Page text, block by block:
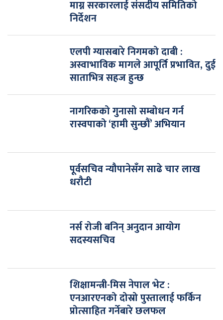
माग्न सरकारलाई संसदीय समितिको
निर्देशन
एलपी ग्यासबारे निगमको दाबी :
अस्वाभाविक मागले आपूर्ति प्रभावित, दुई
साताभित्र सहज हुन्छ
नागरिकको गुनासो सम्बोधन गर्न
रास्वपाको ‘हामी सुन्छौं’ अभियान
पूर्वसचिव न्यौपानेसँग साढे चार लाख
धरौटी
नर्स रोजी बनिन् अनुदान आयोग
सदस्यसचिव
शिक्षामन्त्री-मिस नेपाल भेट :
एनआरएनको दोस्रो पुस्तालाई फर्किन
प्रोत्साहित गर्नेबारे छलफल